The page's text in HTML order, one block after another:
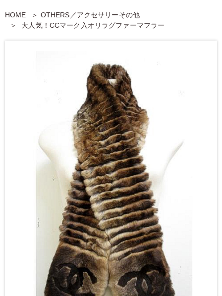
HOME
OTHERS／アクセサリーその他
大人気！CCマーク入オリラグファーマフラー